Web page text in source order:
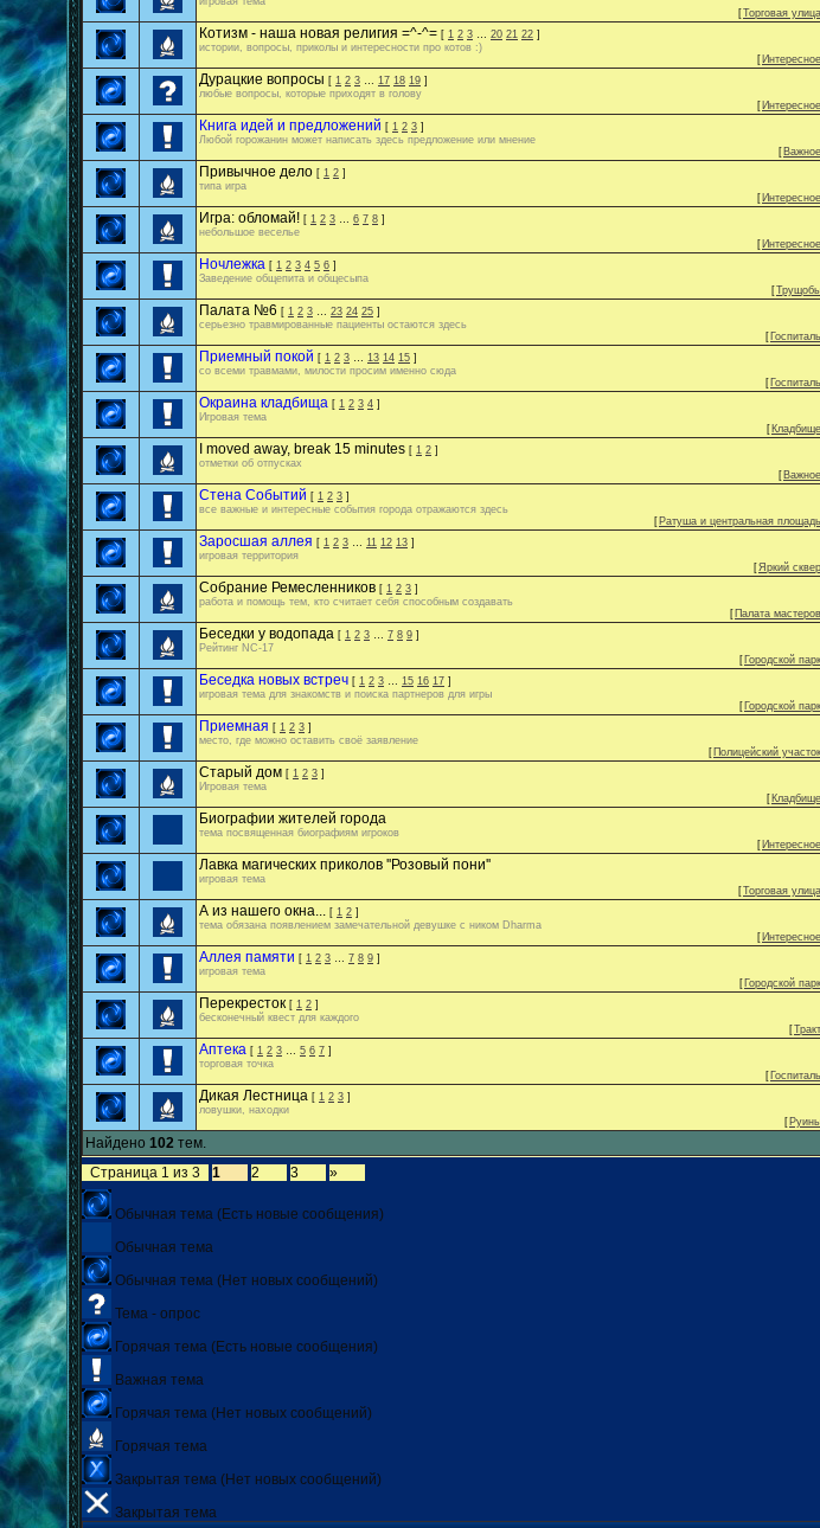
[Торговая улица
Котизм - наша новая религия =^-^= [ 1 2 3 … 20 21 22 ]
истории, вопросы, приколы и интересности про котов :)
[ Интересное
Дурацкие вопросы [ 1 2 3 … 17 18 19 ]
любые вопросы, которые приходят в голову
[ Интересное
Книга идей и предложений [ 1 2 3 ]
Любой горожанин может написать здесь предложение или мнение
[ Важное
Привычное дело [ 1 2 ]
типа игра
[ Интересное
Игра: обломай! [ 1 2 3 … 6 7 8 ]
небольшое веселье
[ Интересное
Ночлежка [ 1 2 3 4 5 6 ]
Заведение общепита и общесыпа
[Трущобы
Палата №6 [ 1 2 3 … 23 24 25 ]
серьезно травмированные пациенты остаются здесь
[ Госпиталь
Приемный покой [ 1 2 3 … 13 14 15 ]
со всеми травмами, милости просим именно сюда
[ Госпиталь
Окраина кладбища [ 1 2 3 4 ]
Игровая тема
[ Кладбище
I moved away, break 15 minutes [ 1 2 ]
отметки об отпусках
[ Важное
Стена Событий [ 1 2 3 ]
все важные и интересные события города отражаются здесь
[ Ратуша и центральная площадь
Заросшая аллея [ 1 2 3 … 11 12 13 ]
игровая территория
[Яркий сквер
Собрание Ремесленников [ 1 2 3 ]
работа и помощь тем, кто считает себя способным создавать
[ Палата мастеров
Беседки у водопада [ 1 2 3 … 7 8 9 ]
Рейтинг NC-17
[ Городской парк
Беседка новых встреч [ 1 2 3 … 15 16 17 ]
игровая тема для знакомств и поиска партнеров для игры
[ Городской парк
Приемная [ 1 2 3 ]
место, где можно оставить своё заявление
[ Полицейский участок
Старый дом [ 1 2 3 ]
Игровая тема
[ Кладбище
Биографии жителей города
тема посвященная биографиям игроков
[ Интересное
Лавка магических приколов ''Розовый пони''
игровая тема
[Торговая улица
А из нашего окна... [ 1 2 ]
тема обязана появлением замечательной девушке с ником Dharma
[ Интересное
Аллея памяти [ 1 2 3 … 7 8 9 ]
игровая тема
[ Городской парк
Перекресток [ 1 2 ]
бесконечный квест для каждого
[Тракт
Аптека [ 1 2 3 … 5 6 7 ]
торговая точка
[ Госпиталь
Дикая Лестница [ 1 2 3 ]
ловушки, находки
[ Руины
Найдено 102 тем.
Страница 1 из 3 1 2 3 »
Обычная тема (Есть новые сообщения)
Обычная тема
Обычная тема (Нет новых сообщений)
Тема - опрос
Горячая тема (Есть новые сообщения)
Важная тема
Горячая тема (Нет новых сообщений)
Горячая тема
Закрытая тема (Нет новых сообщений)
Закрытая тема